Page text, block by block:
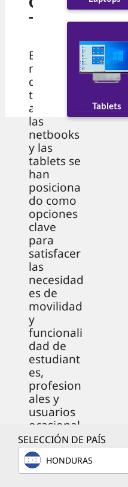
Tablet
En el
mundo
de la
tecnologí
a portátil,
las
netbooks
y las
tablets se
han
posiciona
do como
opciones
clave
para
satisfacer
las
necesidad
es de
movilidad
y
funcionali
dad de
estudiant
es,
profesion
ales y
usuarios
ocasional
es.
Ambos
dispositiv
os
Tablets
SELECCIÓN DE PAÍS
HONDURAS